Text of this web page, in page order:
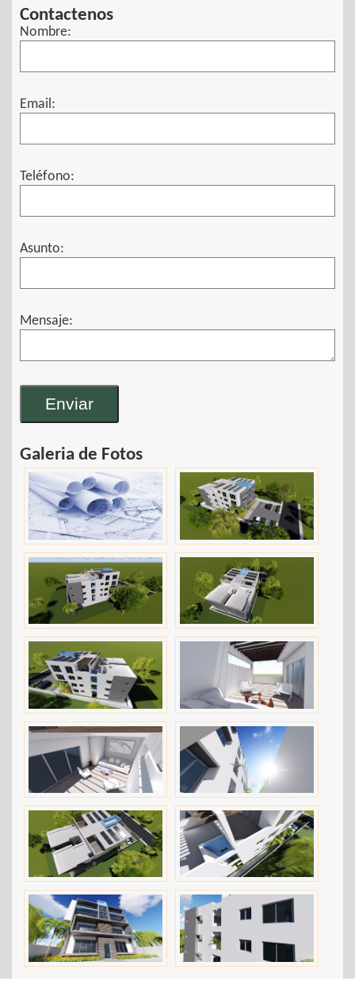
Contactenos
Nombre:
Email:
Teléfono:
Asunto:
Mensaje:
Galeria de Fotos